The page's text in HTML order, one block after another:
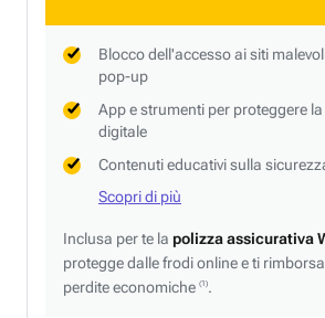
Blocco dell'accesso ai siti
pop-up
App e strumenti per proteggere
digitale
Contenuti educativi sulla
Scopri di più
Inclusa per te la polizza assicurativa
protegge dalle frodi online e ti
perdite economiche (1).